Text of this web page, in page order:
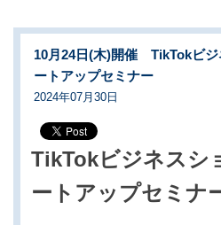
10月24日(木)開催 TikTokビジ
ートアップセミナー
2024年07月30日
TikTokビジネスシ
ートアップセミナ